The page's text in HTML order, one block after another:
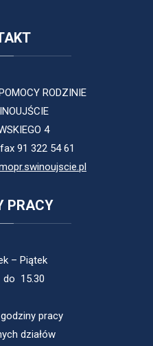
RODZINIE
4
91 322 54 61
PRACY
– Piątek
15.30
pracy
działów